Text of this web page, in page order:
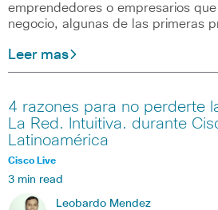
emprendedores o empresarios
negocio, algunas de las primeras
Leer mas
4 razones para no perderte
La Red. Intuitiva. durante
Latinoamérica
Cisco Live
3 min read
Leobardo Mendez